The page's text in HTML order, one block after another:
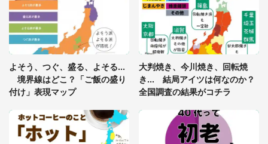
「ゾワゾワする」「本当に気持ち悪い」 道端でバ
グっちゃってた〝野生の野菜〟に6.5万人戦慄
「閉所恐怖症の私は新幹線で大パニック。隣席の青
年に『手を繋いで』とお願いしたら...」 体験談に
8万人感動
7万人驚がく 「お菓子売り場ならまだしも...」「ハ
ードル高い」
よそう、つぐ、盛る、よそる...
境界線はどこ？「ご飯の盛り
付け」表現マップ
大判焼き、今川焼き、回転焼
き... 結局アイツは何なのか？
全国調査の結果がコチラ